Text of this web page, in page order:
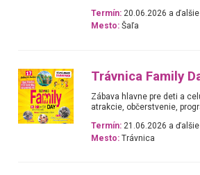
Termín: 20.06.2026 a ďalšie
Mesto: Šaľa
Trávnica Family
Zábava hlavne pre deti a
atrakcie, občerstvenie,
Termín: 21.06.2026 a ďalšie
Mesto: Trávnica